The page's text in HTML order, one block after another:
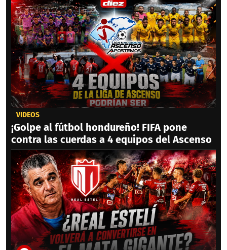
VIDEOS
¡Golpe al fútbol hondureño! FIFA pone
contra las cuerdas a 4 equipos del Ascenso